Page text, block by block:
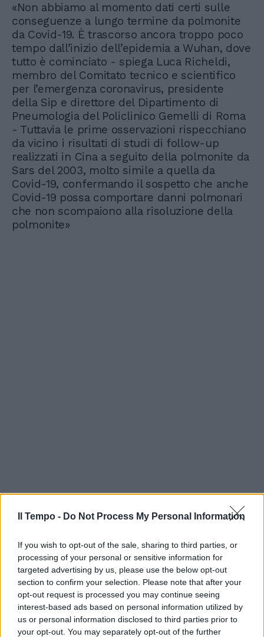
Il Tempo - Do Not Process My Personal Information
If you wish to opt-out of the sale, sharing to third parties, or
processing of your personal or sensitive information for
targeted advertising by us, please use the below opt-out
section to confirm your selection. Please note that after your
opt-out request is processed you may continue seeing
interest-based ads based on personal information utilized by
us or personal information disclosed to third parties prior to
your opt-out. You may separately opt-out of the further
«Non abbiamo al momento dati certi sulle
conseguenze a lungo termine da polmonite
da Covid-19. È trascorso ancora troppo poco
tempo dall’inizio dell’epidemia a Wuhan, dove
tutto è cominciato - spiega Luca Richeldi,
membro del Comitato tecnico e scientifico
per l’emergenza coronavirus, presidente
della Sip e direttore del Dipartimento di
Pneumologia del Policlinico Gemelli di Roma
- Tuttavia le prime osservazioni rispecchiano
da vicino i risultati di studi di follow-up
realizzati in Cina a seguito della polmonite da
Sars del 2003, molto simile a quella da
Covid-19, confermando il sospetto che anche
Covid-19 possa comportare danni polmonari
che non scompaiono alla risoluzione della
polmonite»